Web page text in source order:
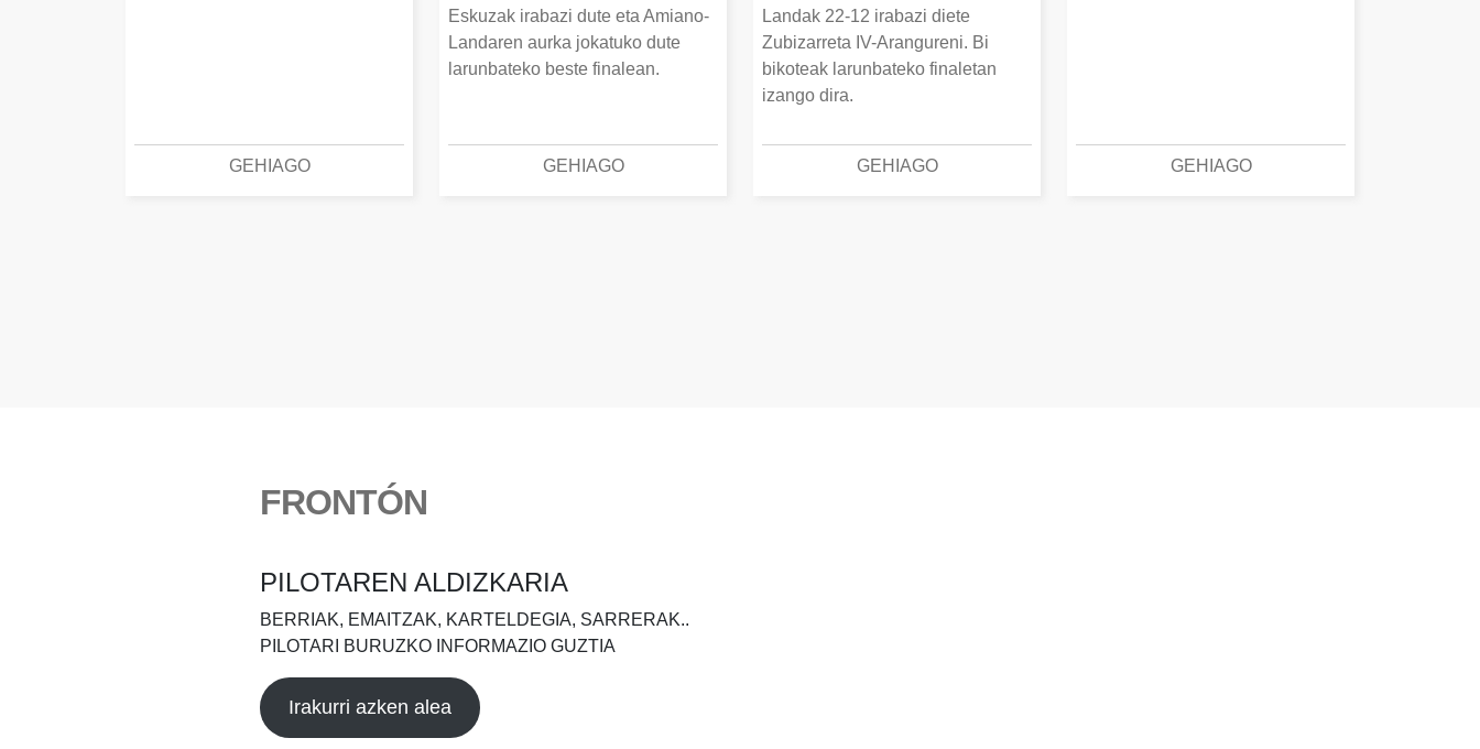
GEHIAGO
Eskuzak irabazi dute eta Amiano-
Landaren aurka jokatuko dute
larunbateko beste finalean.
GEHIAGO
Landak 22-12 irabazi diete
Zubizarreta IV-Arangureni. Bi
bikoteak larunbateko finaletan
izango dira.
GEHIAGO GEHIAGO
FRONTÓN
PILOTAREN ALDIZKARIA
BERRIAK, EMAITZAK, KARTELDEGIA, SARRERAK..
PILOTARI BURUZKO INFORMAZIO GUZTIA
Irakurri azken alea